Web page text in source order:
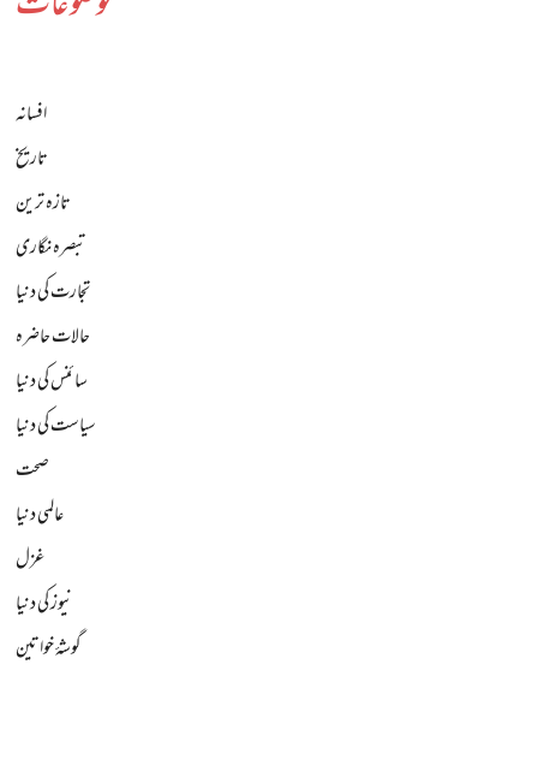
افسانہ
تاریخ
تازہ ترین
تبصرہ نگاری
تجارت کی دنیا
حالات حاضرہ
سائنس کی دنیا
سیاست کی دنیا
صحت
عالمی دنیا
غزل
نیوز کی دنیا
گوشۂ خواتین